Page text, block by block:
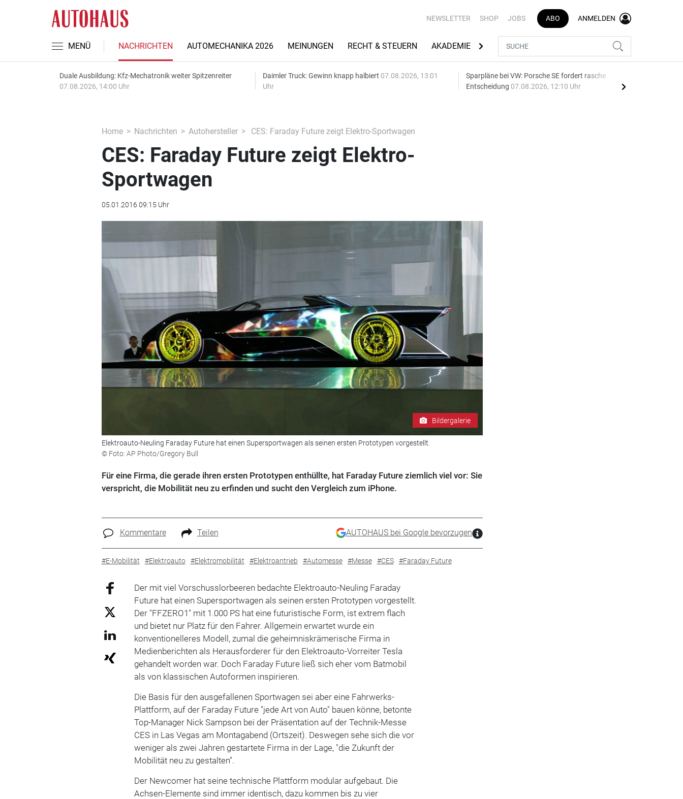
NEWSLETTER SHOP JOBS ABO ANMELDEN
MENÜ NACHRICHTEN AUTOMECHANIKA 2026 MEINUNGEN RECHT & STEUERN AKADEMIE AUTOMARKEN
Duale Ausbildung: Kfz-Mechatronik weiter Spitzenreiter
07.08.2026, 14:00 Uhr
Daimler Truck: Gewinn knapp halbiert 07.08.2026, 13:01
Uhr
Sparpläne bei VW: Porsche SE fordert rasche
Entscheidung 07.08.2026, 12:10 Uhr
Home Nachrichten Autohersteller CES: Faraday Future zeigt Elektro-Sportwagen
CES: Faraday Future zeigt Elektro-
Sportwagen
05.01.2016 09:15 Uhr
Bildergalerie
Elektroauto-Neuling Faraday Future hat einen Supersportwagen als seinen ersten Prototypen vorgestellt.
© Foto: AP Photo/Gregory Bull
Für eine Firma, die gerade ihren ersten Prototypen enthüllte, hat Faraday Future ziemlich viel vor: Sie
verspricht, die Mobilität neu zu erfinden und sucht den Vergleich zum iPhone.
Kommentare Teilen AUTOHAUS bei Google bevorzugen
#E-Mobilität #Elektroauto #Elektromobilität #Elektroantrieb #Automesse #Messe #CES #Faraday Future
Der mit viel Vorschusslorbeeren bedachte Elektroauto-Neuling Faraday
Future hat einen Supersportwagen als seinen ersten Prototypen vorgestellt.
Der "FFZERO1" mit 1.000 PS hat eine futuristische Form, ist extrem flach
und bietet nur Platz für den Fahrer. Allgemein erwartet wurde ein
konventionelleres Modell, zumal die geheimniskrämerische Firma in
Medienberichten als Herausforderer für den Elektroauto-Vorreiter Tesla
gehandelt worden war. Doch Faraday Future ließ sich eher vom Batmobil
als von klassischen Autoformen inspirieren.
Die Basis für den ausgefallenen Sportwagen sei aber eine Fahrwerks-
Plattform, auf der Faraday Future "jede Art von Auto" bauen könne, betonte
Top-Manager Nick Sampson bei der Präsentation auf der Technik-Messe
CES in Las Vegas am Montagabend (Ortszeit). Deswegen sehe sich die vor
weniger als zwei Jahren gestartete Firma in der Lage, "die Zukunft der
Mobilität neu zu gestalten".
Der Newcomer hat seine technische Plattform modular aufgebaut. Die
Achsen-Elemente sind immer identisch, dazu kommen bis zu vier